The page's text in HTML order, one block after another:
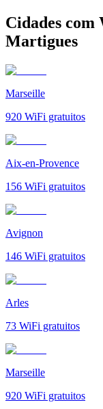
Cidades
Martigues
Marseille
920 WiFi gratuitos
Aix-en-Provence
156 WiFi gratuitos
Avignon
146 WiFi gratuitos
Arles
73 WiFi gratuitos
Marseille
920 WiFi gratuitos